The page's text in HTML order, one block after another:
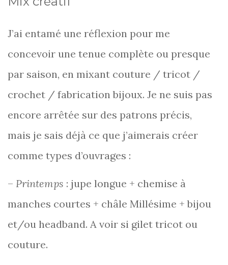
J’ai entamé une réflexion pour me
concevoir une tenue complète ou presque
par saison, en mixant couture / tricot /
crochet / fabrication bijoux. Je ne suis pas
encore arrêtée sur des patrons précis,
mais je sais déjà ce que j’aimerais créer
comme types d’ouvrages :
– Printemps : jupe longue + chemise à
manches courtes + châle Millésime + bijou
et/ou headband. A voir si gilet tricot ou
couture.